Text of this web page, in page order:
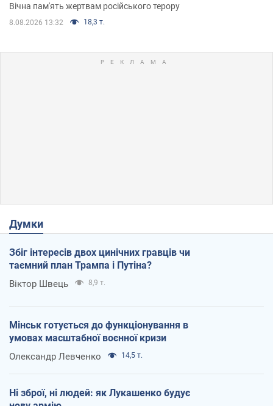
Вічна пам'ять жертвам російського терору
8.08.2026 13:32 18,3 т.
Думки
Збіг інтересів двох цинічних гравців чи
таємний план Трампа і Путіна?
Віктор Швець 8,9 т.
Мінськ готується до функціонування в
умовах масштабної воєнної кризи
Олександр Левченко 14,5 т.
Ні зброї, ні людей: як Лукашенко будує